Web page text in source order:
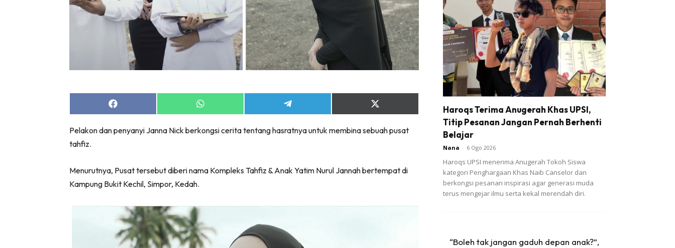
Share
on
Share
on
Share
on
Share
on
(Twitter)
Pelakon dan penyanyi Janna Nick berkongsi cerita tentang hasratnya untuk membina sebuah pusat
tahfiz.
Menurutnya, Pusat tersebut diberi nama Kompleks Tahfiz & Anak Yatim Nurul Jannah bertempat di
Kampung Bukit Kechil, Simpor, Kedah.
Haroqs Terima Anugerah Khas UPSI,
Titip Pesanan Jangan Pernah Berhenti
Belajar
Nana - 6 Ogo 2026
Haroqs UPSI menerima Anugerah Tokoh Siswa
kategori Penghargaan Khas Naib Canselor dan
berkongsi pesanan inspirasi agar generasi muda
terus mengejar ilmu serta kekal merendah diri.
“Boleh tak jangan gaduh depan anak?”,